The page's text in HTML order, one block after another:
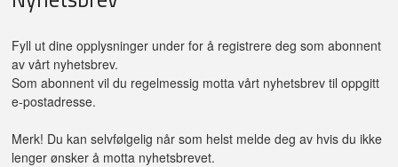
Fyll ut dine opplysninger under for å registrere deg som abonnent
av vårt nyhetsbrev.
Som abonnent vil du regelmessig motta vårt nyhetsbrev til oppgitt
e-postadresse.
Merk! Du kan selvfølgelig når som helst melde deg av hvis du ikke
lenger ønsker å motta nyhetsbrevet.